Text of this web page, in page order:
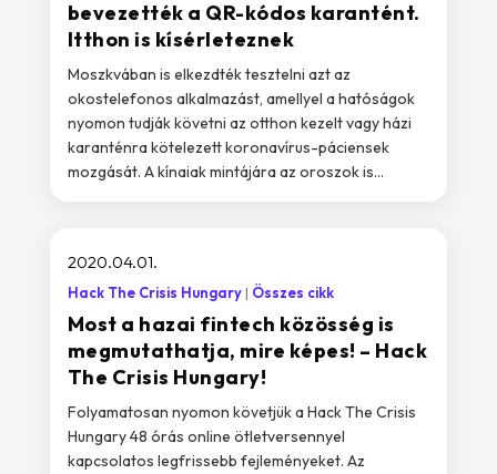
bevezették a QR-kódos karantént.
Itthon is kísérleteznek
Moszkvában is elkezdték tesztelni azt az
okostelefonos alkalmazást, amellyel a hatóságok
nyomon tudják követni az otthon kezelt vagy házi
karanténra kötelezett koronavírus-páciensek
mozgását. A kínaiak mintájára az oroszok is...
Most a hazai fintech közösség is
megmutathatja, mire képes! – Hack
The Crisis Hungary!
2020.04.01.
Hack The Crisis Hungary Összes cikk
Folyamatosan nyomon követjük a Hack The Crisis
Hungary 48 órás online ötletversennyel
kapcsolatos legfrissebb fejleményeket. Az